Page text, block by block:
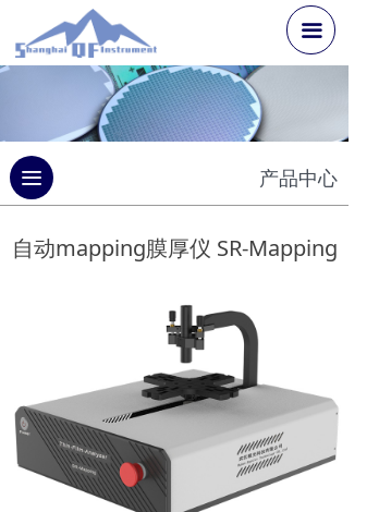
끀
产品中心
끀
自动mapping膜厚仪 SR-Mapping